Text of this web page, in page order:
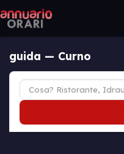
guida — Curno